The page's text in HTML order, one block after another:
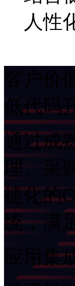
人性
低代码开
通过成
理、
捷化的
统，
应用集成